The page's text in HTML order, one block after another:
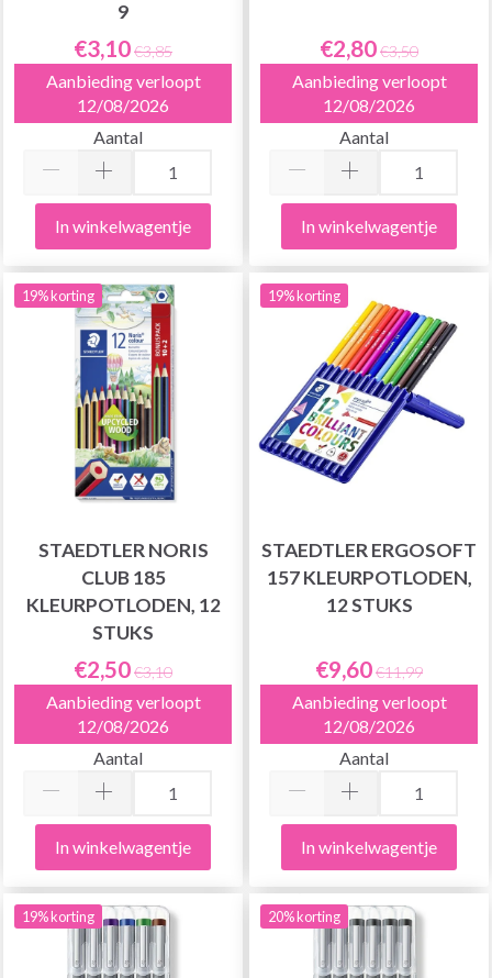
9
€3,10€3,85
Aanbieding verloopt
12/08/2026
Aantal
In winkelwagentje
€2,80€3,50
Aanbieding verloopt
12/08/2026
Aantal
In winkelwagentje
19% korting
STAEDTLER NORIS
CLUB 185
KLEURPOTLODEN, 12
STUKS
€2,50€3,10
Aanbieding verloopt
12/08/2026
Aantal
In winkelwagentje
19% korting
STAEDTLER ERGOSOFT
157 KLEURPOTLODEN,
12 STUKS
€9,60€11,99
Aanbieding verloopt
12/08/2026
Aantal
In winkelwagentje
19% korting 20% korting